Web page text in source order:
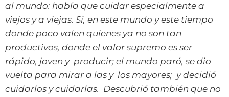
al mundo: había que cuidar especialmente a
viejos y a viejas. Sí, en este mundo y este tiempo
donde poco valen quienes ya no son tan
productivos, donde el valor supremo es ser
rápido, joven y producir; el mundo paró, se dio
vuelta para mirar a las y los mayores; y decidió
cuidarlos y cuidarlas. Descubrió también que no